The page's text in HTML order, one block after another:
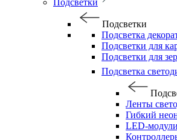
Подсветки
Подсветки
Подсветка
Подсветки для
Подсветки для
Подсветка
Ленты
Гибкий
LED-